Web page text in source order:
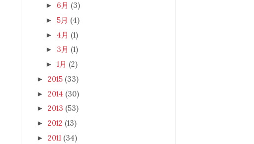
► 6月 (3)
► 5月 (4)
► 4月 (1)
► 3月 (1)
► 1月 (2)
► 2015 (33)
► 2014 (30)
► 2013 (53)
► 2012 (13)
► 2011 (34)